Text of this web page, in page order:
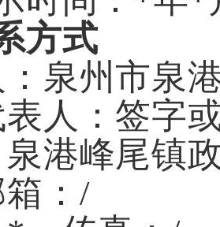
方式
泉州市泉
人： 签字
泉港峰尾镇
： /